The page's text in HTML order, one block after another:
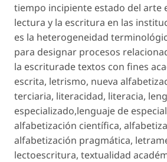
tiempo incipiente estado del arte
lectura y la escritura en las
es la heterogeneidad
para designar procesos
la escriturade textos con fines
escrita, letrismo, nueva
terciaria, literacidad, literacia,
especializado,lenguaje de
alfabetización científica,
alfabetización pragmática,
lectoescritura, textualidad